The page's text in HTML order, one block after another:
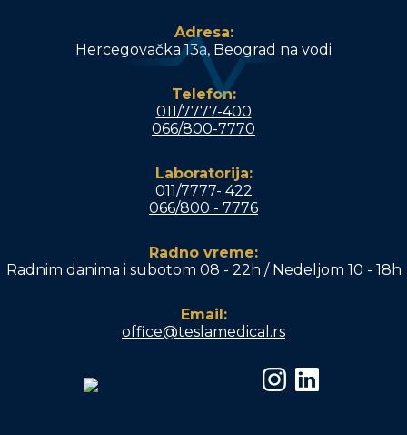
Adresa:
Hercegovačka 13a, Beograd na vodi
Telefon:
011/7777-400
066/800-7770
Laboratorija:
011/7777- 422
066/800 - 7776
Radno vreme:
Radnim danima i subotom 08 - 22h / Nedeljom 10 - 18h
Email:
office@teslamedical.rs